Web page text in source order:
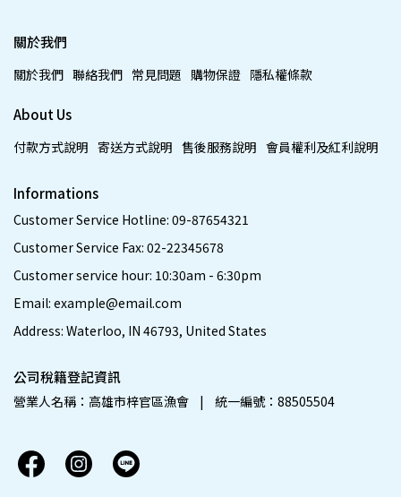
關於我們
關於我們 聯絡我們 常見問題 購物保證 隱私權條款
About Us
付款方式說明 寄送方式說明 售後服務說明 會員權利及紅利說明
Informations
Customer Service Hotline: 09-87654321
Customer Service Fax: 02-22345678
Customer service hour: 10:30am - 6:30pm
Email: example@email.com
Address: Waterloo, IN 46793, United States
公司稅籍登記資訊
營業人名稱：高雄市梓官區漁會    |    統一編號：88505504